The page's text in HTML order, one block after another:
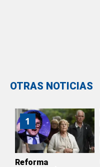
OTRAS NOTICIAS
1
Reforma